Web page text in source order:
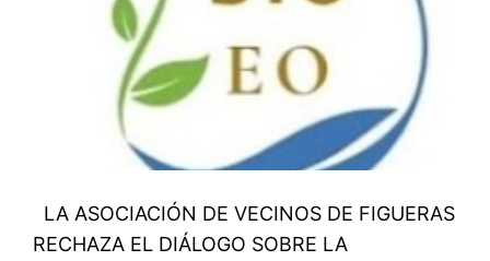
LA ASOCIACIÓN DE VECINOS DE FIGUERAS
RECHAZA EL DIÁLOGO SOBRE LA